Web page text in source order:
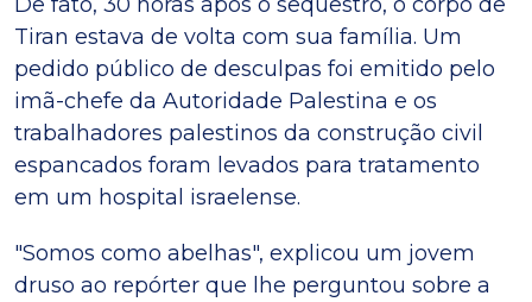
Tiran estava de volta com sua família. Um
pedido público de desculpas foi emitido pelo
imã-chefe da Autoridade Palestina e os
trabalhadores palestinos da construção civil
espancados foram levados para tratamento
em um hospital israelense.
"Somos como abelhas", explicou um jovem
druso ao repórter que lhe perguntou sobre a